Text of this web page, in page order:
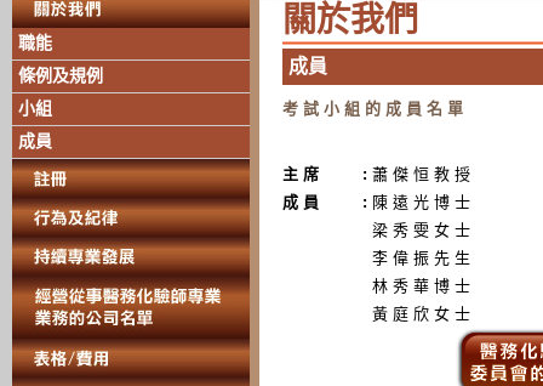
職能
條例及規例
小組
成員
關 於 我 們
成 員
考 試 小 組 的 成 員 名 單
主 席 : 蕭 傑 恒 教 授
成 員
: 陳 遠 光 博 士
梁 秀 雯 女 士
李 偉 振 先 生
林 秀 華 博 士
黃 庭 欣 女 士